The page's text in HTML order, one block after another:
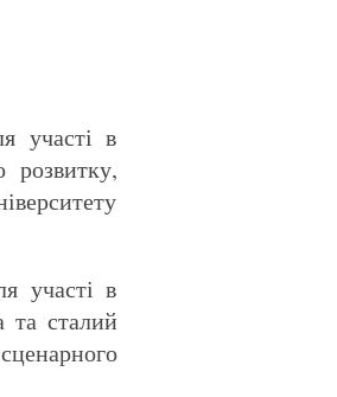
участі в
розвитку,
участі в
та сталий